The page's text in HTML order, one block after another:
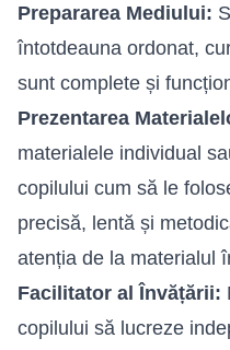
Prepararea Mediului:
întotdeauna ordonat,
sunt complete și
Prezentarea
materialele individual
copilului cum să le
precisă, lentă și
atenția de la materialul
Facilitator al Învățării:
copilului să lucreze